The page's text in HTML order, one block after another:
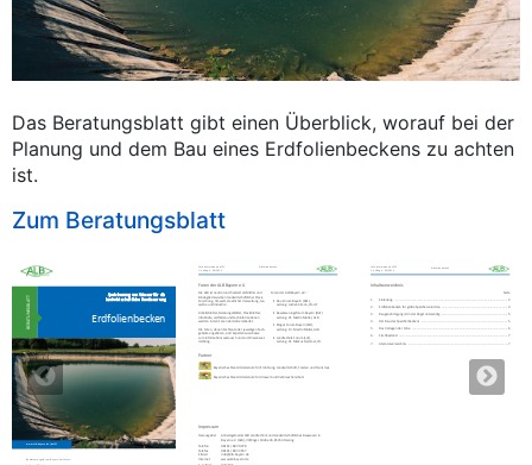
Das Beratungsblatt gibt einen Überblick, worauf bei der
Planung und dem Bau eines Erdfolienbeckens zu achten
ist.
Zum Beratungsblatt